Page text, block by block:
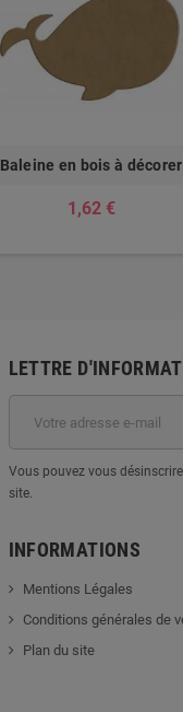
Baleine en bois à décorer
1,62 €
LETTRE
Vous pouvez vous
site.
INFORMATIONS
Mentions Légales
Conditions générales de
Plan du site